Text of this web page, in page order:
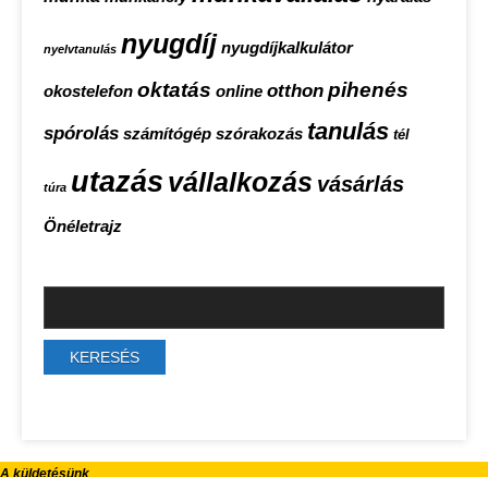
nyelvtanulás nyugdíj nyugdíjkalkulátor
okostelefon oktatás online otthon pihenés
spórolás számítógép szórakozás tanulás tél
túra utazás vállalkozás vásárlás
Önéletrajz
A küldetésünk